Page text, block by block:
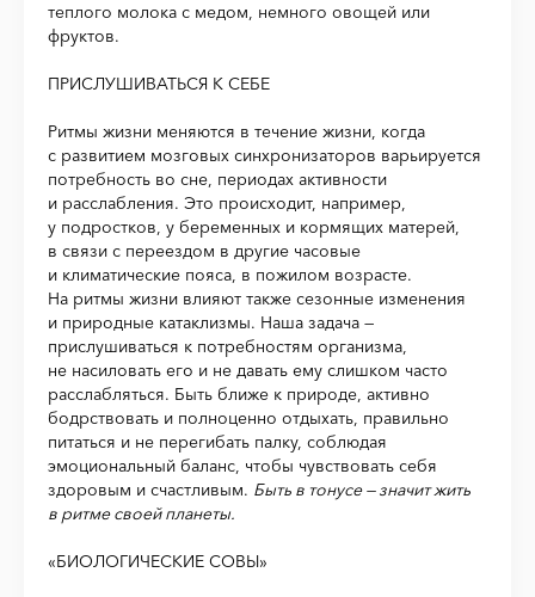
теплого молока с медом, немного овощей или
фруктов.
ПРИСЛУШИВАТЬСЯ К СЕБЕ
Ритмы жизни меняются в течение жизни, когда
с развитием мозговых синхронизаторов варьируется
потребность во сне, периодах активности
и расслабления. Это происходит, например,
у подростков, у беременных и кормящих матерей,
в связи с переездом в другие часовые
и климатические пояса, в пожилом возрасте.
На ритмы жизни влияют также сезонные изменения
и природные катаклизмы. Наша задача —
прислушиваться к потребностям организма,
не насиловать его и не давать ему слишком часто
расслабляться. Быть ближе к природе, активно
бодрствовать и полноценно отдыхать, правильно
питаться и не перегибать палку, соблюдая
эмоциональный баланс, чтобы чувствовать себя
здоровым и счастливым. Быть в тонусе — значит жить
в ритме своей планеты.
«БИОЛОГИЧЕСКИЕ СОВЫ»